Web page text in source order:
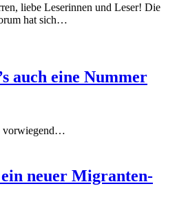
liebe Leserinnen und Leser! Die
hat sich…
auch eine Nummer
vorwiegend…
neuer Migranten-